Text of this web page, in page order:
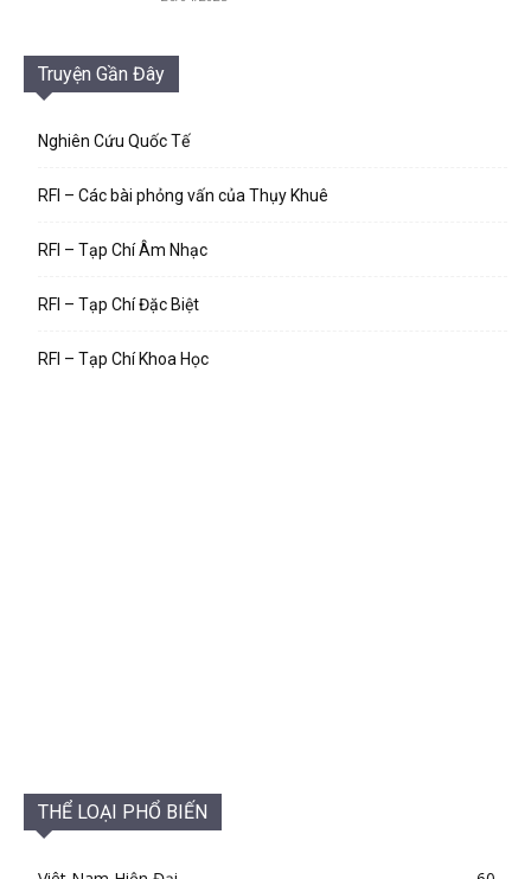
Truyện Gần Đây
Nghiên Cứu Quốc Tế
RFI – Các bài phỏng vấn của Thụy Khuê
RFI – Tạp Chí Âm Nhạc
RFI – Tạp Chí Đặc Biệt
RFI – Tạp Chí Khoa Học
THỂ LOẠI PHỔ BIẾN